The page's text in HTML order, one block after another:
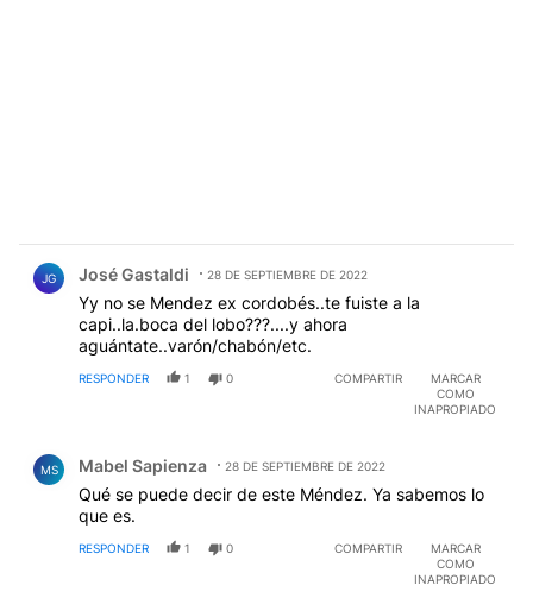
JG José Gastaldi 28 DE SEPTIEMBRE DE 2022
Yy no se Mendez ex cordobés..te fuiste a la
capi..la.boca del lobo???....y ahora
aguántate..varón/chabón/etc.
RESPONDER 1 0 COMPARTIR
MARCAR
COMO
INAPROPIADO
MS Mabel Sapienza 28 DE SEPTIEMBRE DE 2022
Qué se puede decir de este Méndez. Ya sabemos lo
que es.
RESPONDER 1 0 COMPARTIR
MARCAR
COMO
INAPROPIADO